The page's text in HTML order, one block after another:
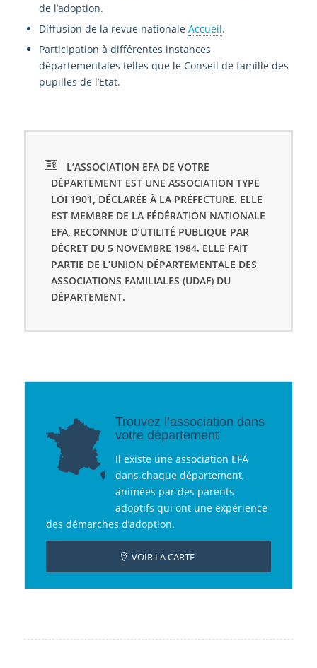
de l’adoption.
Diffusion de la revue nationale Accueil.
Participation à différentes instances
départementales telles que le Conseil de famille des
pupilles de l’Etat.
L’ASSOCIATION EFA DE VOTRE
DÉPARTEMENT EST UNE ASSOCIATION TYPE
LOI 1901, DÉCLARÉE À LA PRÉFECTURE. ELLE
EST MEMBRE DE LA FÉDÉRATION NATIONALE
EFA, RECONNUE D’UTILITÉ PUBLIQUE PAR
DÉCRET DU 5 NOVEMBRE 1984. ELLE FAIT
PARTIE DE L’UNION DÉPARTEMENTALE DES
ASSOCIATIONS FAMILIALES (UDAF) DU
DÉPARTEMENT.
Trouvez l’association dans
votre département
Il existe une association EFA
dans chaque département,
animées par des parents
adoptifs qui ont une expérience
des démarches d’adoption.
VOIR LA CARTE